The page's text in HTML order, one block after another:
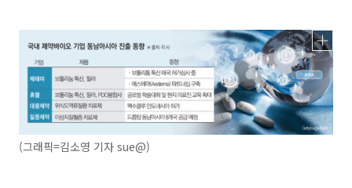
(그래픽=김소영 기자 sue@)